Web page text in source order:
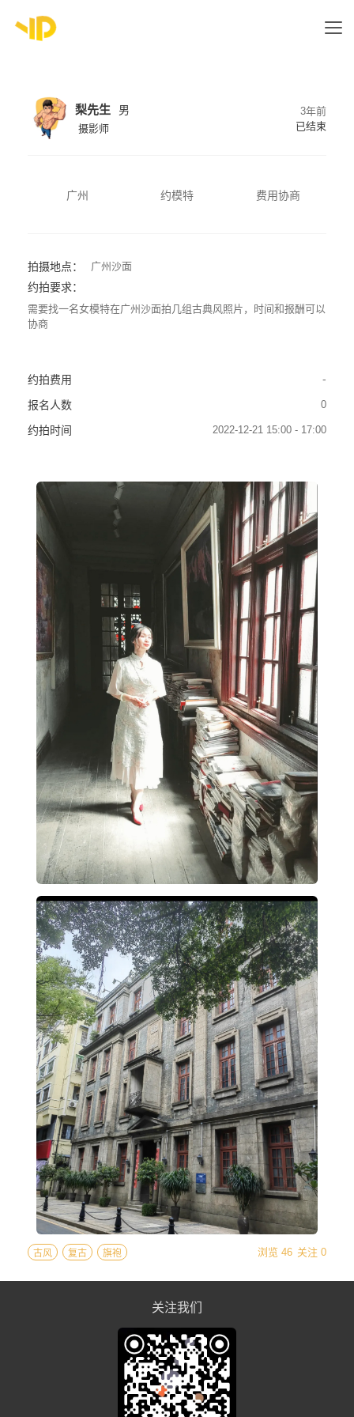
梨先生 男
摄影师
3年前
已结束
广州 约模特 费用协商
拍摄地点： 广州沙面
约拍要求：
需要找一名女模特在广州沙面拍几组古典风照片，时间和报酬可以
协商
约拍费用 -
报名人数 0
约拍时间 2022-12-21 15:00 - 17:00
古风 复古 旗袍 浏览 46 关注 0
关注我们